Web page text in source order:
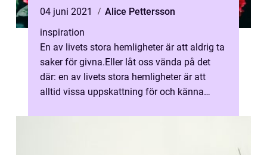
04 juni 2021
Alice Pettersson
inspiration
En av livets stora hemligheter är att aldrig ta
saker för givna.Eller låt oss vända på det
där: en av livets stora hemligheter är att
alltid vissa uppskattning för och känna